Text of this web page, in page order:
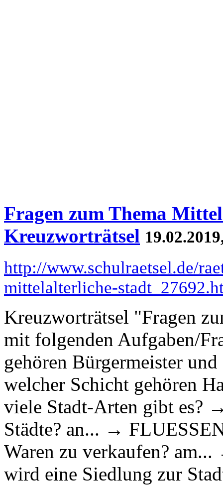
Fragen zum Thema
Kreuzworträtsel
http://www.schulraetsel.de/
mittelalterliche-
Kreuzworträtsel "Fragen
mit folgenden Aufgaben/
gehören Bürgermeister
welcher Schicht gehören
viele Stadt-Arten gibt es?
Städte? an... →
Waren zu verkaufen?
wird eine Siedlung zur